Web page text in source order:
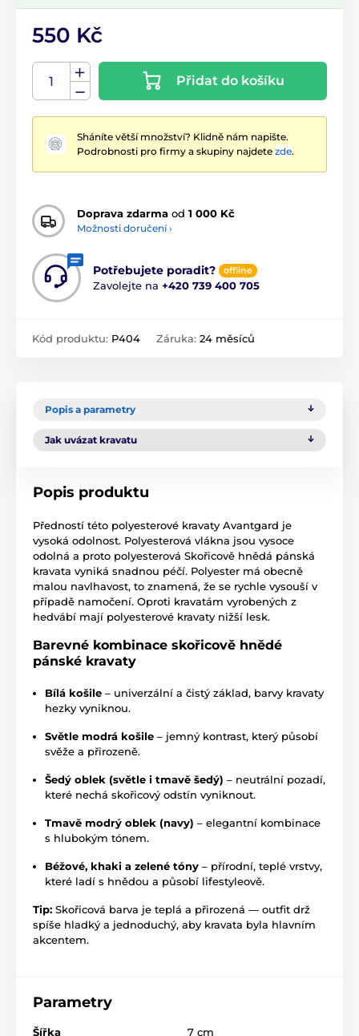
550 Kč
Přidat do košíku
Sháníte větší množství? Klidně nám napište.
Podrobnosti pro firmy a skupiny najdete zde.
Doprava zdarma od 1 000 Kč
Možnosti doručení ›
Potřebujete poradit? offline
Zavolejte na +420 739 400 705
Kód produktu: P404 Záruka: 24 měsíců
Popis a parametry
Jak uvázat kravatu
Popis produktu
Předností této polyesterové kravaty Avantgard je
vysoká odolnost. Polyesterová vlákna jsou vysoce
odolná a proto polyesterová Skořicově hnědá pánská
kravata vyniká snadnou péčí. Polyester má obecně
malou navlhavost, to znamená, že se rychle vysouší v
případě namočení. Oproti kravatám vyrobených z
hedvábí mají polyesterové kravaty nižší lesk.
Barevné kombinace skořicově hnědé
pánské kravaty
Bílá košile – univerzální a čistý základ, barvy kravaty
hezky vyniknou.
Světle modrá košile – jemný kontrast, který působí
svěže a přirozeně.
Šedý oblek (světle i tmavě šedý) – neutrální pozadí,
které nechá skořicový odstín vyniknout.
Tmavě modrý oblek (navy) – elegantní kombinace
s hlubokým tónem.
Béžové, khaki a zelené tóny – přírodní, teplé vrstvy,
které ladí s hnědou a působí lifestyleově.
Tip: Skořicová barva je teplá a přirozená — outfit drž
spíše hladký a jednoduchý, aby kravata byla hlavním
akcentem.
Parametry
Šířka 7 cm